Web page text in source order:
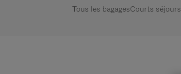
Tous les bagagesCourts séjours